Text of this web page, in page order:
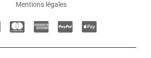
Mentions légales